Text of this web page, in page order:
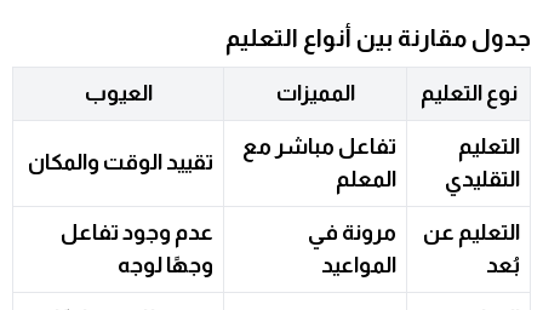
جدول مقارنة بين أنواع التعليم
نوع التعليم المميزات العيوب
التعليم
التقليدي
تفاعل مباشر مع
المعلم
تقييد الوقت والمكان
التعليم عن
بُعد
مرونة في
المواعيد
عدم وجود تفاعل
وجهًا لوجه